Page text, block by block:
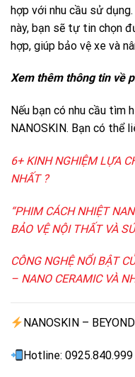
hợp với nhu cầu sử
này, bạn sẽ tự tin chọn
hợp, giúp bảo vệ xe và
Xem thêm thông tin về
Nếu bạn có nhu cầu tìm
NANOSKIN. Bạn có thể
6+ KINH NGHIỆM LỰA
NHẤT ?
“PHIM CÁCH NHIỆT
BẢO VỆ NỘI THẤT VÀ
CÔNG NGHỆ NỔI BẬT
– NANO CERAMIC VÀ
NANOSKIN –
Hotline: 0925.840.999